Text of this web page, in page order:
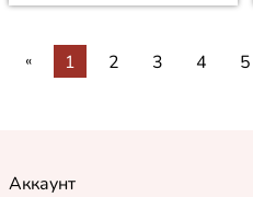
« 1 2 3 4 5
Аккаунт